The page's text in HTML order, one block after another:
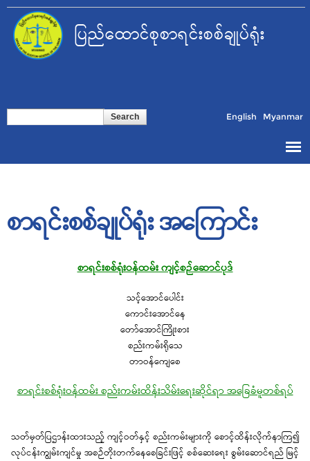
Skip to
content
ပြည်ထောင်စုစာရင်းစစ်ချုပ်ရုံး
Search form English Myanmar
စာရင်းစစ်ချုပ်ရုံး အကြောင်း
စာရင်းစစ်ရုံးဝန်ထမ်း ကျင့်စဉ်ဆောင်ပုဒ်
သင့်အောင်ပေါင်း
ကောင်းအောင်နေ
တော်အောင်ကြိုးစား
စည်းကမ်းရိုသေ
တာဝန်ကျေစေ
စာရင်းစစ်ရုံးဝန်ထမ်း စည်းကမ်းထိန်းသိမ်းရေးဆိုင်ရာ အခြေခံမူတစ်ရပ်
သတ်မှတ်ပြဌာန်းထားသည့် ကျင့်ဝတ်နှင့် စည်းကမ်းများကို စောင့်ထိန်းလိုက်နာကြ၍
လုပ်ငန်းကျွမ်းကျင်မှု အစဉ်တိုးတက်နေစေခြင်းဖြင့် စစ်ဆေးရေး စွမ်းဆောင်ရည် မြင့်